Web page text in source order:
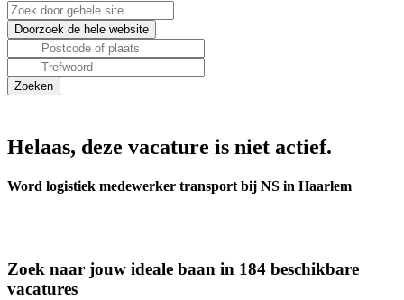
Helaas, deze vacature is niet actief.
Word logistiek medewerker transport bij NS in Haarlem
Zoek naar jouw ideale baan in 184 beschikbare
vacatures